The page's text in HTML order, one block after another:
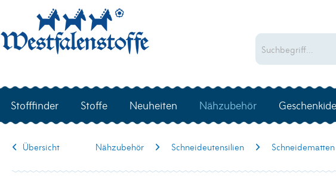
Stofffinder Stoffe Neuheiten Nähzubehör
Übersicht Nähzubehör Schneideutensilien Schneidematten